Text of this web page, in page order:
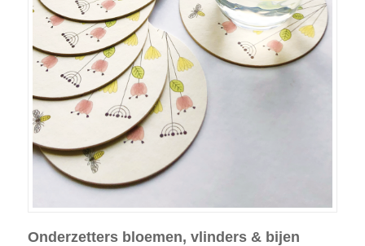
Onderzetters bloemen, vlinders & bijen